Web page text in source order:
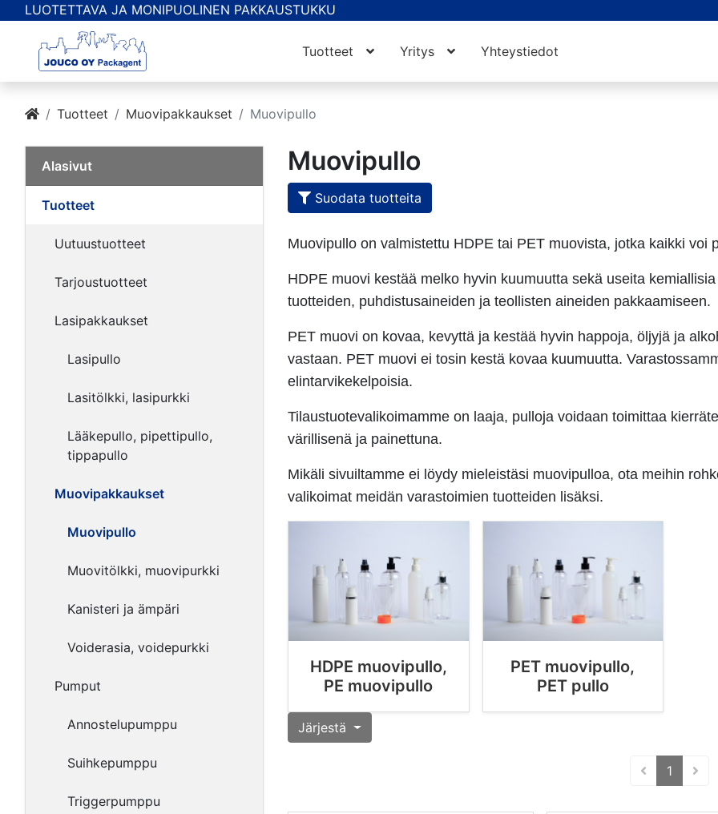
LUOTETTAVA JA MONIPUOLINEN PAKKAUSTUKKU
Tuotteet Yritys Yhteystiedot
Tuotteet Muovipakkaukset Muovipullo
Alasivut
Tuotteet
Uutuustuotteet
Tarjoustuotteet
Lasipakkaukset
Lasipullo
Lasitölkki, lasipurkki
Lääkepullo, pipettipullo,
tippapullo
Muovipakkaukset
Muovipullo
Muovitölkki, muovipurkki
Kanisteri ja ämpäri
Voiderasia, voidepurkki
Pumput
Annostelupumppu
Suihkepumppu
Triggerpumppu
Muovipullo
Suodata tuotteita
Muovipullo on valmistettu HDPE tai PET muovista, jotka kaikki voi
HDPE muovi kestää melko hyvin kuumuutta sekä useita
tuotteiden, puhdistusaineiden ja teollisten aineiden pakkaamiseen.
PET muovi on kovaa, kevyttä ja kestää hyvin happoja, öljyjä ja
vastaan. PET muovi ei tosin kestä kovaa kuumuutta.
elintarvikekelpoisia.
Tilaustuotevalikoimamme on laaja, pulloja voidaan toimittaa
värillisenä ja painettuna.
Mikäli sivuiltamme ei löydy mieleistäsi muovipulloa, ota meihin
valikoimat meidän varastoimien tuotteiden lisäksi.
HDPE muovipullo,
PE muovipullo
PET muovipullo,
PET pullo
Järjestä
1